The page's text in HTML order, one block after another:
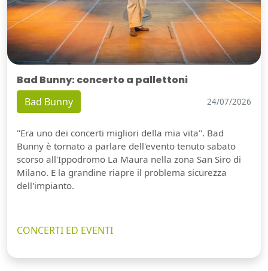
Bad Bunny: concerto a pallettoni
Bad Bunny 24/07/2026
"Era uno dei concerti migliori della mia vita". Bad
Bunny è tornato a parlare dell'evento tenuto sabato
scorso all'Ippodromo La Maura nella zona San Siro di
Milano. E la grandine riapre il problema sicurezza
dell'impianto.
CONCERTI ED EVENTI